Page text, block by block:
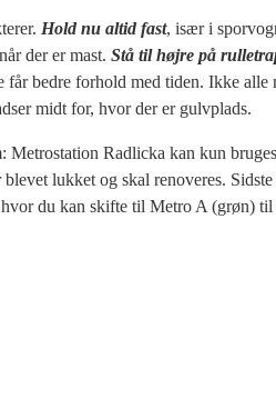
Hold nu altid fast, især i
der er mast. Stå til højre på
bedre forhold med tiden. Ikke alle
midt for, hvor der er gulvplads.
Radlicka kan kun
lukket og skal renoveres. Sidste
du kan skifte til Metro A (grøn)